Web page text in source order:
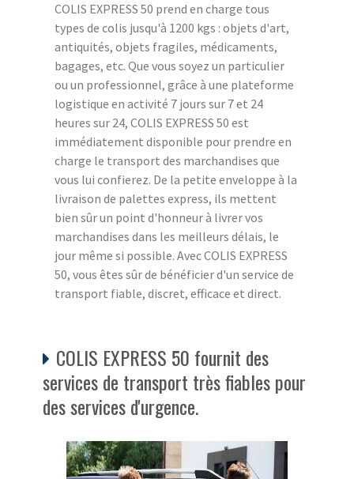
COLIS EXPRESS 50 prend en charge tous
types de colis jusqu'à 1200 kgs : objets d'art,
antiquités, objets fragiles, médicaments,
bagages, etc. Que vous soyez un particulier
ou un professionnel, grâce à une plateforme
logistique en activité 7 jours sur 7 et 24
heures sur 24, COLIS EXPRESS 50 est
immédiatement disponible pour prendre en
charge le transport des marchandises que
vous lui confierez. De la petite enveloppe à la
livraison de palettes express, ils mettent
bien sûr un point d'honneur à livrer vos
marchandises dans les meilleurs délais, le
jour même si possible. Avec COLIS EXPRESS
50, vous êtes sûr de bénéficier d'un service de
transport fiable, discret, efficace et direct.
COLIS EXPRESS 50 fournit des
services de transport très fiables pour
des services d'urgence.